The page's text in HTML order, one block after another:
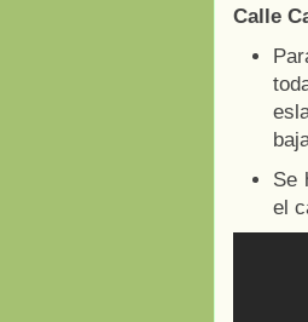
Calle
Se
el